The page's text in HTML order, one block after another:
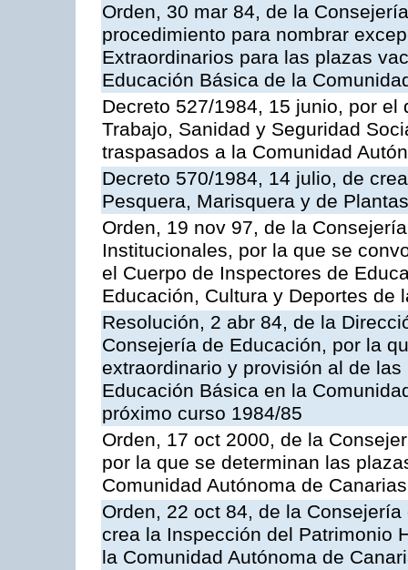
Orden, 30 mar 84, de la
procedimiento para nombrar
Extraordinarios para las plazas
Educación Básica de la
Decreto 527/1984, 15 junio, por
Trabajo, Sanidad y Seguridad
traspasados a la Comunidad
Decreto 570/1984, 14 julio, de
Pesquera, Marisquera y de
Orden, 19 nov 97, de la
Institucionales, por la que se
el Cuerpo de Inspectores de
Educación, Cultura y Deportes de
Resolución, 2 abr 84, de la
Consejería de Educación, por la
extraordinario y provisión al de
Educación Básica en la
próximo curso 1984/85
Orden, 17 oct 2000, de la
por la que se determinan las
Comunidad Autónoma de Canarias
Orden, 22 oct 84, de la
crea la Inspección del Patrimonio
la Comunidad Autónoma de